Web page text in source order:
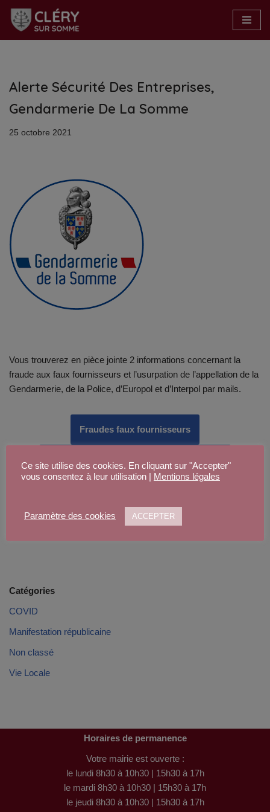
Aller
Alerte Sécurité Des Entreprises,
Gendarmerie De La Somme
25 octobre 2021
Vous trouverez en pièce jointe 2 informations concernant la
fraude aux faux fournisseurs et l’usurpation de l’appellation de la
Gendarmerie, de la Police, d’Europol et d’Interpol par mails.
Fraudes faux fournisseurs
Catégories
COVID
Manifestation républicaine
Non classé
Vie Locale
Horaires de permanence
Votre mairie est ouverte :
le lundi 8h30 à 10h30 | 15h30 à 17h
le mardi 8h30 à 10h30 | 15h30 à 17h
le jeudi 8h30 à 10h30 | 15h30 à 17h
Ce site utilise des cookies. En cliquant sur "Accepter"
vous consentez à leur utilisation |
Mentions légales
Paramètre des cookies ACCEPTER